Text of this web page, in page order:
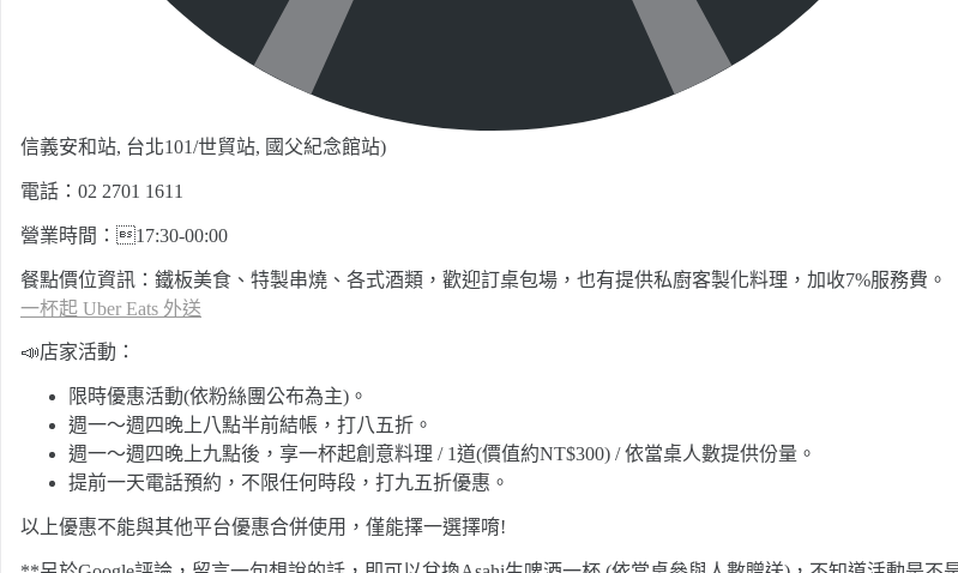
信義安和站, 台北101/世貿站, 國父紀念館站)
電話：02 2701 1611
營業時間：17:30-00:00
餐點價位資訊：鐵板美食、特製串燒、各式酒類，歡迎訂桌包場，也有提供私廚客製化料理，加收7%服務費。
一杯起 Uber Eats 外送
📣店家活動：
限時優惠活動(依粉絲團公布為主)。
週一～週四晚上八點半前結帳，打八五折。
週一～週四晚上九點後，享一杯起創意料理 / 1道(價值約NT$300) / 依當桌人數提供份量。
提前一天電話預約，不限任何時段，打九五折優惠。
以上優惠不能與其他平台優惠合併使用，僅能擇一選擇唷!